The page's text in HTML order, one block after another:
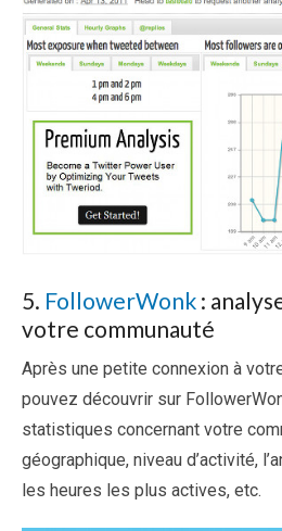
5. FollowerWonk :
votre communauté
Après une petite connexion à
pouvez découvrir sur
statistiques concernant votre
géographique, niveau d’activité,
les heures les plus actives, etc.